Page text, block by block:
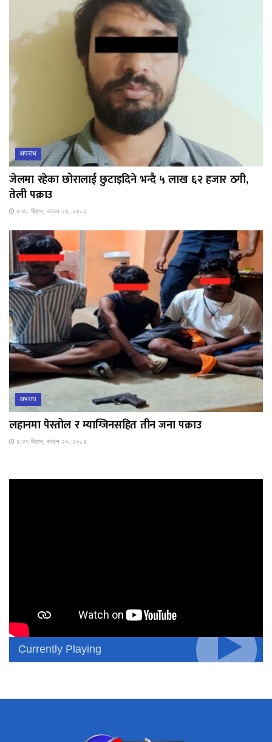
अपराध
जेलमा रहेका छोरालाई छुटाइदिने भन्दै ५ लाख ६२ हजार ठगी,
तेली पक्राउ
४:४८ बिहान, साउन २०, २०८३
अपराध
लहानमा पेस्तोल र म्याग्जिनसहित तीन जना पक्राउ
४:२५ बिहान, साउन २०, २०८३
Currently Playing